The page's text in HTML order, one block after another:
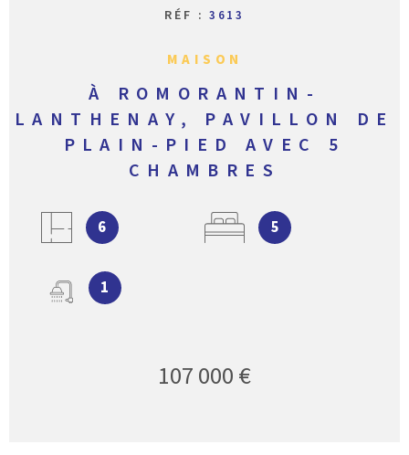
RÉF :3613
MAISON
À ROMORANTIN-
LANTHENAY, PAVILLON DE
PLAIN-PIED AVEC 5
CHAMBRES
6 5
1
107 000 €